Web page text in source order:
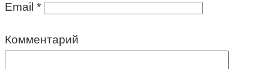
Email *
Комментарий